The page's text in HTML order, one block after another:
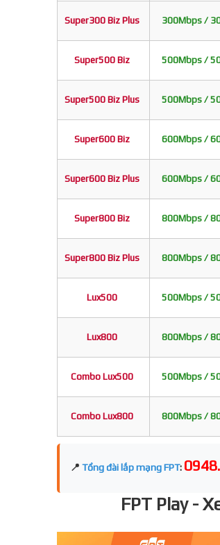
Super300 Biz Plus 300Mbps /
Super500 Biz 500Mbps /
Super500 Biz Plus 500Mbps /
Super600 Biz 600Mbps /
Super600 Biz Plus 600Mbps /
Super800 Biz 800Mbps /
Super800 Biz Plus 800Mbps /
Lux500 500Mbps /
Lux800 800Mbps /
Combo Lux500 500Mbps /
Combo Lux800 800Mbps /
📍 Tổng đài lắp mạng FPT:
FPT Play -